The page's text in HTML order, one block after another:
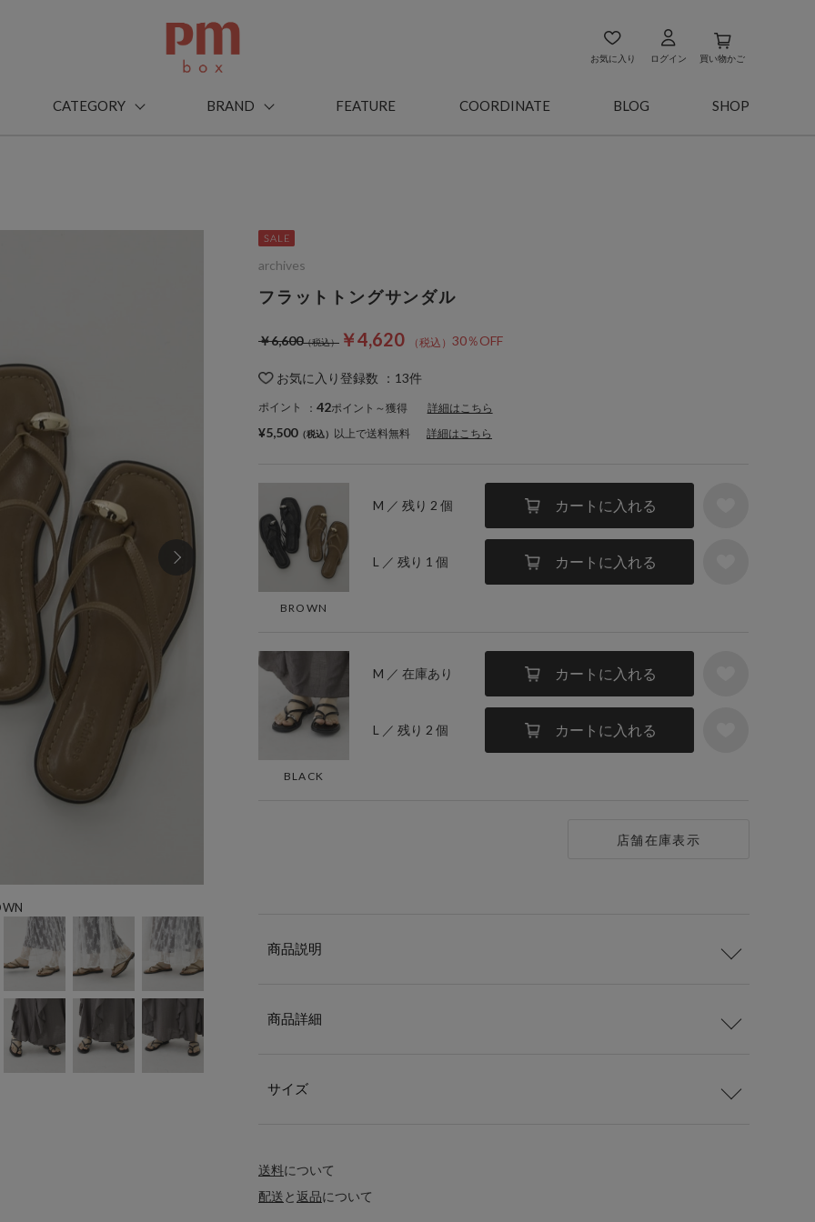
お気に入り ログイン 買い物かご
CATEGORY BRAND FEATURE COORDINATE BLOG SHOP
フラットトングサンダル
￥4,620 30％OFF
￥6,600
お気に入り登録数 ： 13件
ポイント ： 42ポイント～獲得 詳細はこちら
BROWN
M ／ 残り 2 個 カートに入れる
L ／ 残り 1 個 カートに入れる
BLACK
M ／ 在庫あり カートに入れる
L ／ 残り 2 個 カートに入れる
店舗在庫表示
archives
¥5,500 以上で送料無料 詳細はこちら
商品説明
商品詳細
サイズ
送料について
配送と返品について